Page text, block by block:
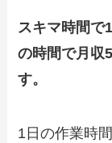
スキマ時間で
の時間で月収
す。
1日の作業時